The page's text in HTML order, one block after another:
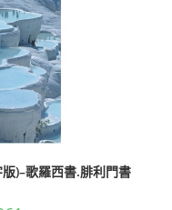
)–歌羅西書.腓利門書